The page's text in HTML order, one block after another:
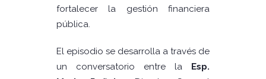
fortalecer la gestión financiera
pública.
El episodio se desarrolla a través de
un conversatorio entre la Esp.